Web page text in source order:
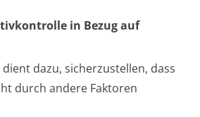
in Bezug auf
dazu, sicherzustellen, dass
durch andere Faktoren